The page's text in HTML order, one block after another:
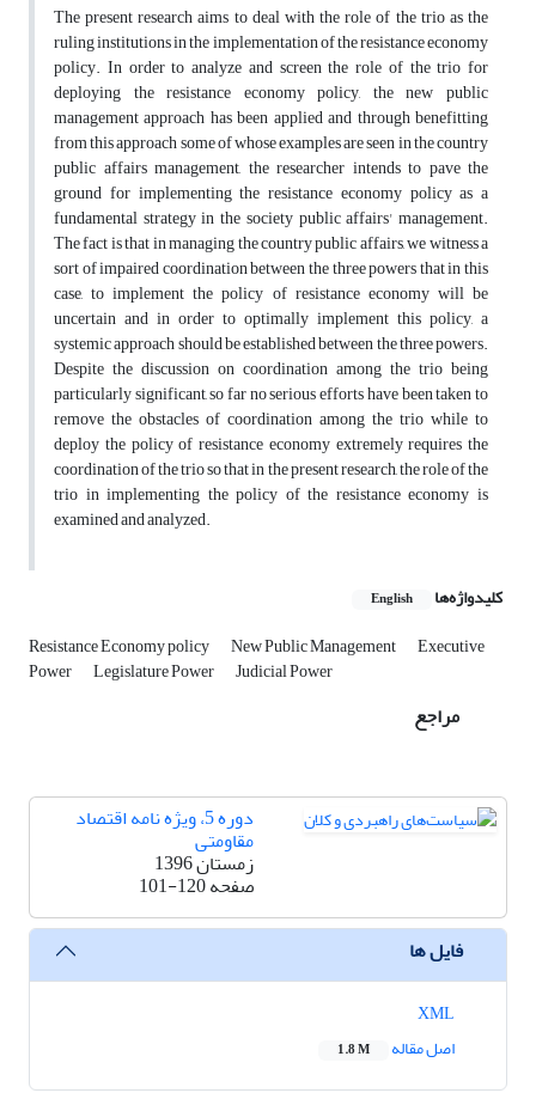
The present research aims to deal with the role of the trio as the
ruling institutions in the implementation of the resistance economy
policy. In order to analyze and screen the role of the trio for
deploying the resistance economy policy, the new public
management approach has been applied and through benefitting
from this approach some of whose examples are seen in the country
public affairs management, the researcher intends to pave the
ground for implementing the resistance economy policy as a
fundamental strategy in the society public affairs' management.
The fact is that in managing the country public affairs, we witness a
sort of impaired coordination between the three powers that in this
case, to implement the policy of resistance economy will be
uncertain and in order to optimally implement this policy, a
systemic approach should be established between the three powers.
Despite the discussion on coordination among the trio being
particularly significant, so far no serious efforts have been taken to
remove the obstacles of coordination among the trio while to
deploy the policy of resistance economy extremely requires the
coordination of the trio so that in the present research, the role of the
trio in implementing the policy of the resistance economy is
examined and analyzed.
کلیدواژه‌ها English
Resistance Economy policy New Public Management Executive
Power Legislature Power Judicial Power
مراجع
دوره 5، ویژه نامه اقتصاد
مقاومتی
زمستان 1396
صفحه101-120
فایل ها
اصل مقاله
1.8 M